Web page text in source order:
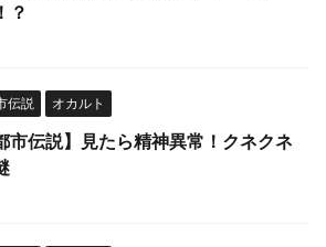
？
伝説 オカルト
市伝説】見たら精神異常！クネクネ